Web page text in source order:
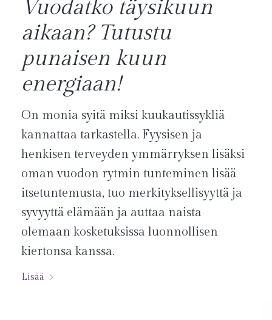
Vuodatko täysikuun
aikaan? Tutustu
punaisen kuun
energiaan!
On monia syitä miksi kuukautissykliä
kannattaa tarkastella. Fyysisen ja
henkisen terveyden ymmärryksen lisäksi
oman vuodon rytmin tunteminen lisää
itsetuntemusta, tuo merkityksellisyyttä ja
syvyyttä elämään ja auttaa naista
olemaan kosketuksissa luonnollisen
kiertonsa kanssa.
Lisää